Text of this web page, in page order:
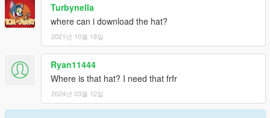
Turbynella
where can i download the hat?
2021년 10월 18일
Ryan11444
Where is that hat? I need that frfr
2024년 03월 12일